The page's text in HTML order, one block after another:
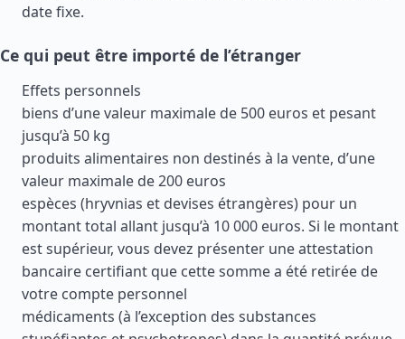
date fixe.
Ce qui peut être importé de l’étranger
Effets personnels
biens d’une valeur maximale de 500 euros et pesant
jusqu’à 50 kg
produits alimentaires non destinés à la vente, d’une
valeur maximale de 200 euros
espèces (hryvnias et devises étrangères) pour un
montant total allant jusqu’à 10 000 euros. Si le montant
est supérieur, vous devez présenter une attestation
bancaire certifiant que cette somme a été retirée de
votre compte personnel
médicaments (à l’exception des substances